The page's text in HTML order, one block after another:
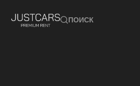
ПОИСК